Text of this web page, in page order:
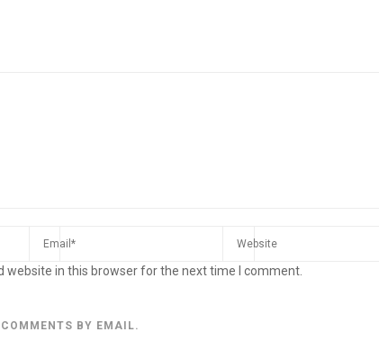
website in this browser for the next time I comment.
BY EMAIL.